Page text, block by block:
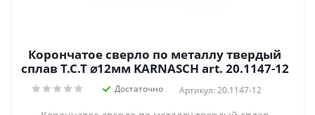
Корончатое сверло по металлу твердый
сплав Т.С.Т ⌀12мм KARNASCH art. 20.1147-12
Достаточно Артикул: 20.1147-12